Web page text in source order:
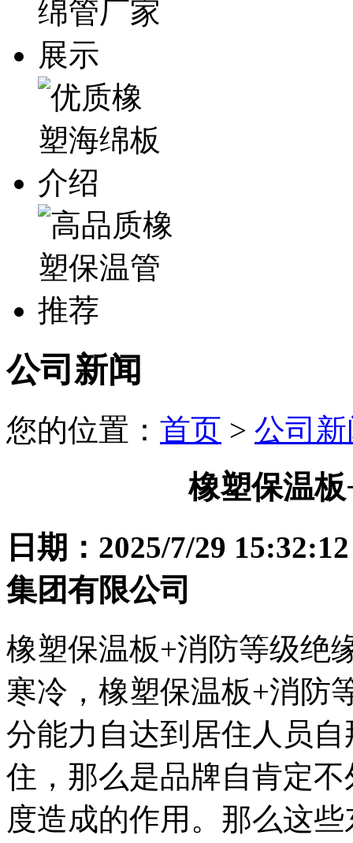
公司新闻
您的位置： 首页 > 公司
橡塑保温
日期：2025/7/29
集团有限公司
橡塑保温板+消防等级绝
寒冷，橡塑保温板+消防
分能力自达到居住人员
住，那么是品牌自肯定
度造成的作用。那么这